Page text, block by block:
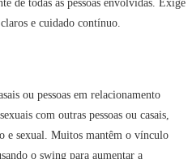
de todas as pessoas envolvidas. Exige
e cuidado contínuo.
ou pessoas em relacionamento
com outras pessoas ou casais,
e sexual. Muitos mantêm o vínculo
o swing para aumentar a